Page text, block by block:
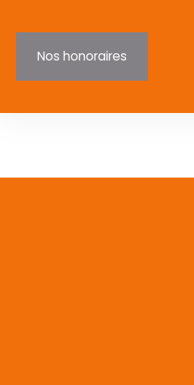
Nos honoraires